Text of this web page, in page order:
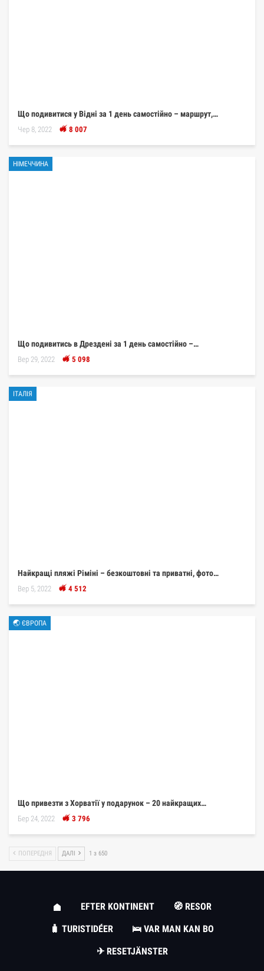
Що подивитися у Відні за 1 день самостійно – маршрут,…
Чер 8, 2022 8 007
НІМЕЧЧИНА
Що подивитись в Дрездені за 1 день самостійно –…
Вер 29, 2022 5 098
ІТАЛІЯ
Найкращі пляжі Ріміні – безкоштовні та приватні, фото…
Вер 5, 2022 4 512
🌏 ЄВРОПА
Що привезти з Хорватії у подарунок – 20 найкращих…
Бер 24, 2022 3 796
ПОПЕРЕДНЯ ДАЛІ 1 з 650
EFTER KONTINENT
🧭 RESOR
🧳 TURISTIDÉER
🛌 VAR MAN KAN BO
✈ RESETJÄNSTER